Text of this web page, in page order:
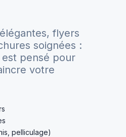
flyers
soignées :
pensé pour
votre
pelliculage)